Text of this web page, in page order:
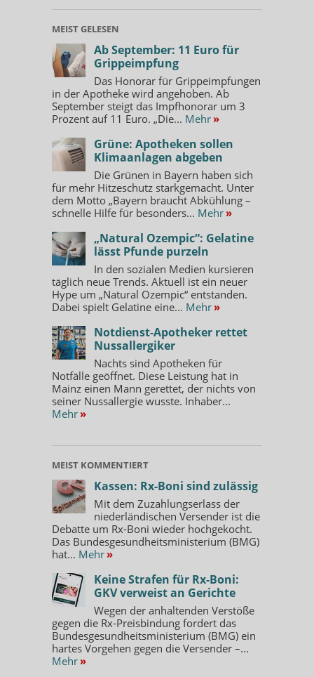
MEIST GELESEN
Ab September: 11 Euro für
Grippeimpfung
Das Honorar für Grippeimpfungen
in der Apotheke wird angehoben. Ab
September steigt das Impfhonorar um 3
Prozent auf 11 Euro. „Die... Mehr »
Grüne: Apotheken sollen
Klimaanlagen abgeben
Die Grünen in Bayern haben sich
für mehr Hitzeschutz starkgemacht. Unter
dem Motto „Bayern braucht Abkühlung –
schnelle Hilfe für besonders... Mehr »
„Natural Ozempic“: Gelatine
lässt Pfunde purzeln
In den sozialen Medien kursieren
täglich neue Trends. Aktuell ist ein neuer
Hype um „Natural Ozempic“ entstanden.
Dabei spielt Gelatine eine... Mehr »
Notdienst-Apotheker rettet
Nussallergiker
Nachts sind Apotheken für
Notfälle geöffnet. Diese Leistung hat in
Mainz einen Mann gerettet, der nichts von
seiner Nussallergie wusste. Inhaber...
Mehr »
MEIST KOMMENTIERT
Kassen: Rx-Boni sind zulässig
Mit dem Zuzahlungserlass der
niederländischen Versender ist die
Debatte um Rx-Boni wieder hochgekocht.
Das Bundesgesundheitsministerium (BMG)
hat... Mehr »
Keine Strafen für Rx-Boni:
GKV verweist an Gerichte
Wegen der anhaltenden Verstöße
gegen die Rx-Preisbindung fordert das
Bundesgesundheitsministerium (BMG) ein
hartes Vorgehen gegen die Versender –...
Mehr »